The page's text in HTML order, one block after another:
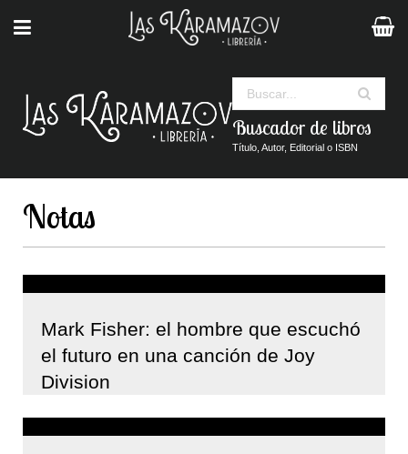
Buscador de libros
Título, Autor, Editorial o ISBN
Notas
Mark Fisher: el hombre que escuchó
el futuro en una canción de Joy
Division